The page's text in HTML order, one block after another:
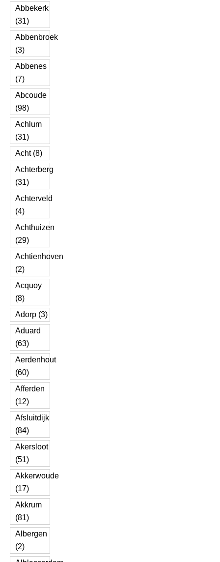
Abbekerk
(31)
Abbenbroek
(3)
Abbenes
(7)
Abcoude
(98)
Achlum
(31)
Acht (8)
Achterberg
(31)
Achterveld
(4)
Achthuizen
(29)
Achtienhoven
(2)
Acquoy
(8)
Adorp (3)
Aduard
(63)
Aerdenhout
(60)
Afferden
(12)
Afsluitdijk
(84)
Akersloot
(51)
Akkerwoude
(17)
Akkrum
(81)
Albergen
(2)